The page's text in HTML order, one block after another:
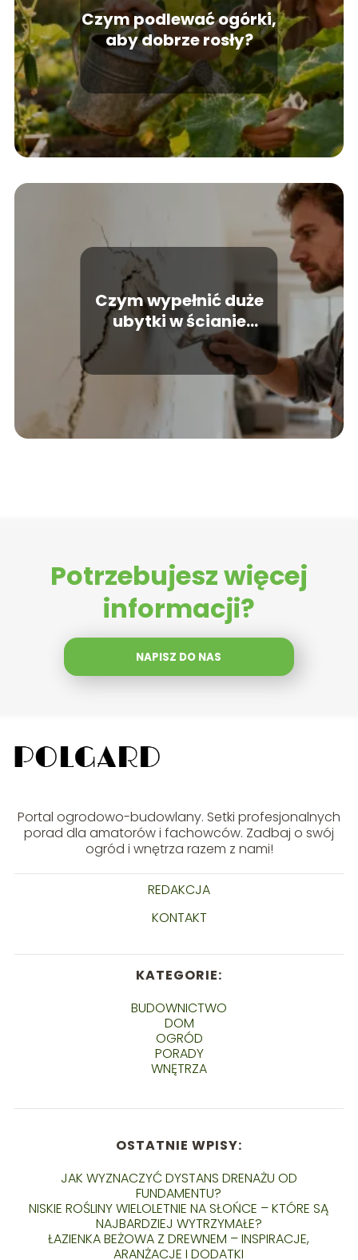
Czym podlewać ogórki,
aby dobrze rosły?
Czym wypełnić duże
ubytki w ścianie
wewnętrznej?
Praktyczny poradnik
Potrzebujesz więcej
informacji?
NAPISZ DO NAS
Portal ogrodowo-budowlany. Setki profesjonalnych
porad dla amatorów i fachowców. Zadbaj o swój
ogród i wnętrza razem z nami!
REDAKCJA
KONTAKT
KATEGORIE:
BUDOWNICTWO
DOM
OGRÓD
PORADY
WNĘTRZA
OSTATNIE WPISY:
JAK WYZNACZYĆ DYSTANS DRENAŻU OD
FUNDAMENTU?
NISKIE ROŚLINY WIELOLETNIE NA SŁOŃCE – KTÓRE SĄ
NAJBARDZIEJ WYTRZYMAŁE?
ŁAZIENKA BEŻOWA Z DREWNEM – INSPIRACJE,
ARANŻACJE I DODATKI